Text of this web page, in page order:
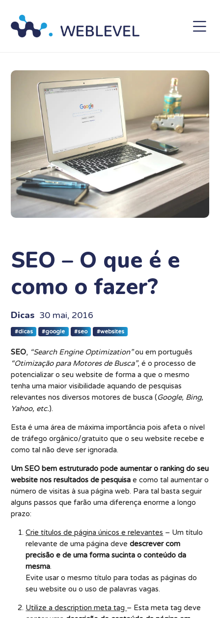
SEO – O que é e
como o fazer?
Dicas 30 mai, 2016
#dicas #google #seo #websites
SEO, “Search Engine Optimization”ou em português
“Otimização para Motores de Busca”, é o processo de
potencializar o seu website de forma a que o mesmo
tenha uma maior visibilidade aquando de pesquisas
relevantes nos diversos motores de busca (Google, Bing,
Yahoo, etc.).
Esta é uma área de máxima importância pois afeta o nível
de tráfego orgânico/gratuito que o seu website recebe e
como tal não deve ser ignorada.
Um SEO bem estruturado pode aumentar o ranking do seu
website nos resultados de pesquisa e como tal aumentar o
número de visitas à sua página web. Para tal basta seguir
alguns passos que farão uma diferença enorme a longo
prazo:
Crie títulos de página únicos e relevantes – Um título
relevante de uma página devedescrever com
precisão e de uma forma sucinta o conteúdo da
mesma.
Evite usar o mesmo título para todas as páginas do
seu website ou o uso de palavras vagas.
Utilize adescription meta tag – Esta meta tag deve